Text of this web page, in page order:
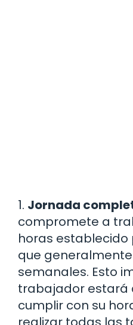
1. Jornada
compromete a
horas establecido
que
semanales. Esto
trabajador estará
cumplir con su